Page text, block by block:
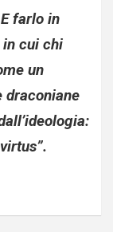
farlo in
in cui chi
un
draconiane